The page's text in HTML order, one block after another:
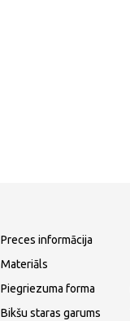
Preces informācija
Materiāls
Piegriezuma forma
Bikšu staras garums